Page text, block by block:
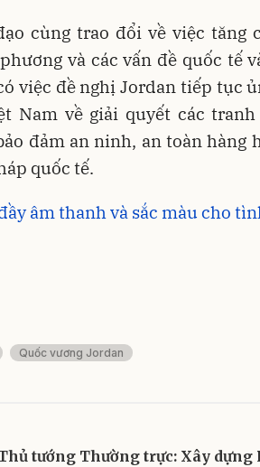
cùng trao đổi về việc tăng
và các vấn đề quốc tế
việc đề nghị Jordan tiếp tục
Nam về giải quyết các tranh
đảm an ninh, an toàn hàng
quốc tế.
âm thanh và sắc màu cho
Quốc vương Jordan
tướng Thường trực: Xây dựng